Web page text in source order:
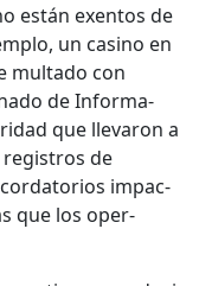
están exen­tos de
un casi­no en
mul­ta­do con
de Infor­ma­
que lle­varon a
reg­istros de
impac­
que los oper­